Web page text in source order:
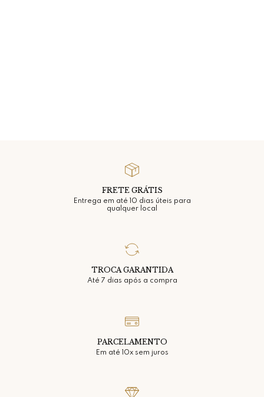
FRETE GRÁTIS
Entrega em até 10 dias úteis para
qualquer local
TROCA GARANTIDA
Até 7 dias após a compra
PARCELAMENTO
Em até 10x sem juros